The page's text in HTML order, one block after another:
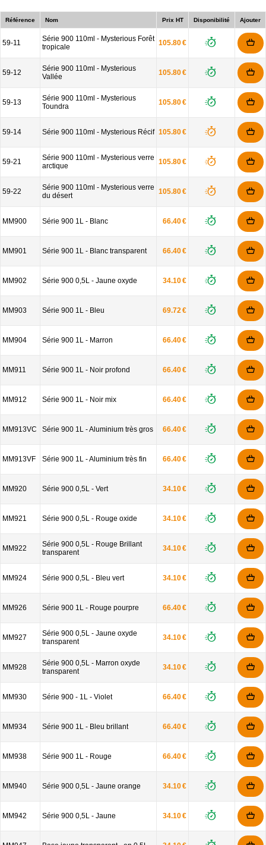
Référence Nom Prix HT Disponibilité Ajouter
59-11
Série 900 110ml - Mysterious Forêt
tropicale
105.80 €
59-12
Série 900 110ml - Mysterious
Vallée
105.80 €
59-13
Série 900 110ml - Mysterious
Toundra
105.80 €
59-14 Série 900 110ml - Mysterious Récif 105.80 €
59-21
Série 900 110ml - Mysterious verre
arctique
105.80 €
59-22
Série 900 110ml - Mysterious verre
du désert
105.80 €
MM900 Série 900 1L - Blanc 66.40 €
MM901 Série 900 1L - Blanc transparent 66.40 €
MM902 Série 900 0,5L - Jaune oxyde 34.10 €
MM903 Série 900 1L - Bleu 69.72 €
MM904 Série 900 1L - Marron 66.40 €
MM911 Série 900 1L - Noir profond 66.40 €
MM912 Série 900 1L - Noir mix 66.40 €
MM913VC Série 900 1L - Aluminium très gros 66.40 €
MM913VF Série 900 1L - Aluminium très fin 66.40 €
MM920 Série 900 0,5L - Vert 34.10 €
MM921 Série 900 0,5L - Rouge oxide 34.10 €
MM922
Série 900 0,5L - Rouge Brillant
transparent
34.10 €
MM924 Série 900 0,5L - Bleu vert 34.10 €
MM926 Série 900 1L - Rouge pourpre 66.40 €
MM927
Série 900 0,5L - Jaune oxyde
transparent
34.10 €
MM928
Série 900 0,5L - Marron oxyde
transparent
34.10 €
MM930 Série 900 - 1L - Violet 66.40 €
MM934 Série 900 1L - Bleu brillant 66.40 €
MM938 Série 900 1L - Rouge 66.40 €
MM940 Série 900 0,5L - Jaune orange 34.10 €
MM942 Série 900 0,5L - Jaune 34.10 €